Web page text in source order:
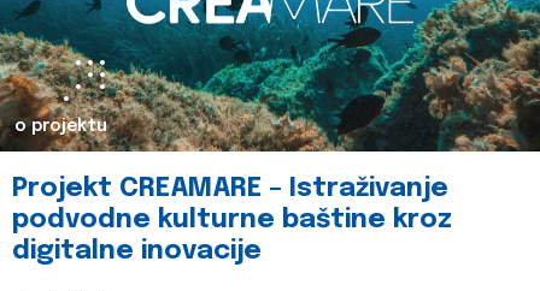
o projektu
Projekt CREAMARE – Istraživanje
podvodne kulturne baštine kroz
digitalne inovacije